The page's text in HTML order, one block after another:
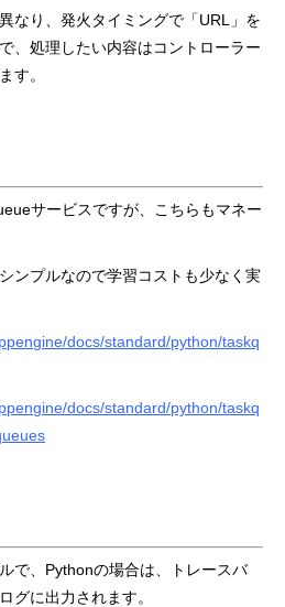
なり、発火タイミングで「URL」を
、処理したい内容はコントローラー
す。
サービスですが、こちらもマネー
ンプルなので学習コストも少なく実
docs/standard/python/taskq
docs/standard/python/taskq
で、Pythonの場合は、トレースバ
グに出力されます。